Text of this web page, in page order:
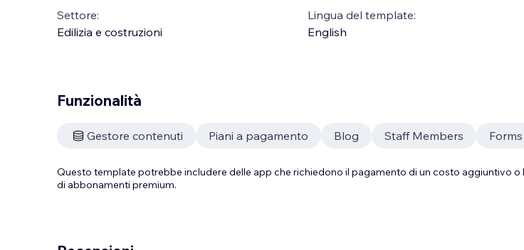
Settore:
Edilizia e costruzioni
Lingua del template:
English
Funzionalità
Gestore contenuti Piani a pagamento Blog Staff Members Forms
Questo template potrebbe includere delle app che richiedono il pagamento di un costo aggiuntivo o
di abbonamenti premium.